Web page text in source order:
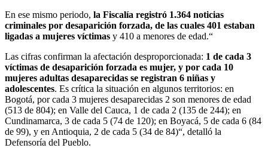
En ese mismo periodo, la Fiscalía registró 1.364 noticias
criminales por desaparición forzada, de las cuales 401 estaban
ligadas a mujeres víctimas y 410 a menores de edad.“
Las cifras confirman la afectación desproporcionada: 1 de cada 3
víctimas de desaparición forzada es mujer, y por cada 10
mujeres adultas desaparecidas se registran 6 niñas y
adolescentes. Es crítica la situación en algunos territorios: en
Bogotá, por cada 3 mujeres desaparecidas 2 son menores de edad
(513 de 804); en Valle del Cauca, 1 de cada 2 (135 de 244); en
Cundinamarca, 3 de cada 5 (74 de 120); en Boyacá, 5 de cada 6 (84
de 99), y en Antioquia, 2 de cada 5 (34 de 84)“, detalló la
Defensoría del Pueblo.